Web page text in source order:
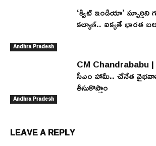
Andhra Pradesh
‘క్విట్ ఇండియా’ స్ఫూర్తిని
కల్యాణ్.. ఐక్యతే భారత
Andhra Pradesh
CM
సీఎం హామీ.. చేనేత
తీసుకొస్తాం
LEAVE A REPLY